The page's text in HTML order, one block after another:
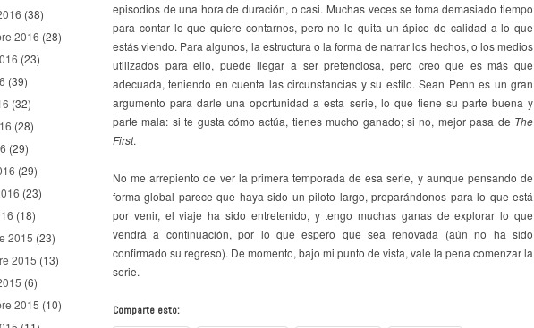
(38)
2016 (28)
(23)
(39)
(32)
(28)
(29)
(29)
(23)
(18)
2015 (23)
2015 (13)
(6)
2015 (10)
episodios de una hora de duración, o casi. Muchas veces se toma demasiado tiempo
para contar lo que quiere contarnos, pero no le quita un ápice de calidad a lo que
estás viendo. Para algunos, la estructura o la forma de narrar los hechos, o los medios
utilizados para ello, puede llegar a ser pretenciosa, pero creo que es más que
adecuada, teniendo en cuenta las circunstancias y su estilo. Sean Penn es un gran
argumento para darle una oportunidad a esta serie, lo que tiene su parte buena y
parte mala: si te gusta cómo actúa, tienes mucho ganado; si no, mejor pasa de The
First.
No me arrepiento de ver la primera temporada de esa serie, y aunque pensando de
forma global parece que haya sido un piloto largo, preparándonos para lo que está
por venir, el viaje ha sido entretenido, y tengo muchas ganas de explorar lo que
vendrá a continuación, por lo que espero que sea renovada (aún no ha sido
confirmado su regreso). De momento, bajo mi punto de vista, vale la pena comenzar la
serie.
Comparte esto: